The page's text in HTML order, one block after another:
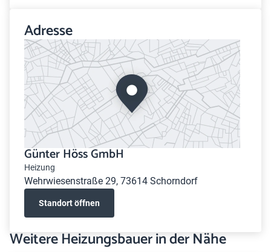
Adresse
Günter Höss GmbH
Heizung
Wehrwiesenstraße 29, 73614 Schorndorf
Standort öffnen
Weitere Heizungsbauer in der Nähe